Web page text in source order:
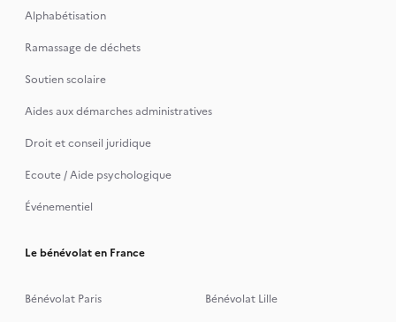
Alphabétisation
Ramassage de déchets
Soutien scolaire
Aides aux démarches administratives
Droit et conseil juridique
Ecoute / Aide psychologique
Événementiel
Le bénévolat en France
Bénévolat Paris
Bénévolat Lille